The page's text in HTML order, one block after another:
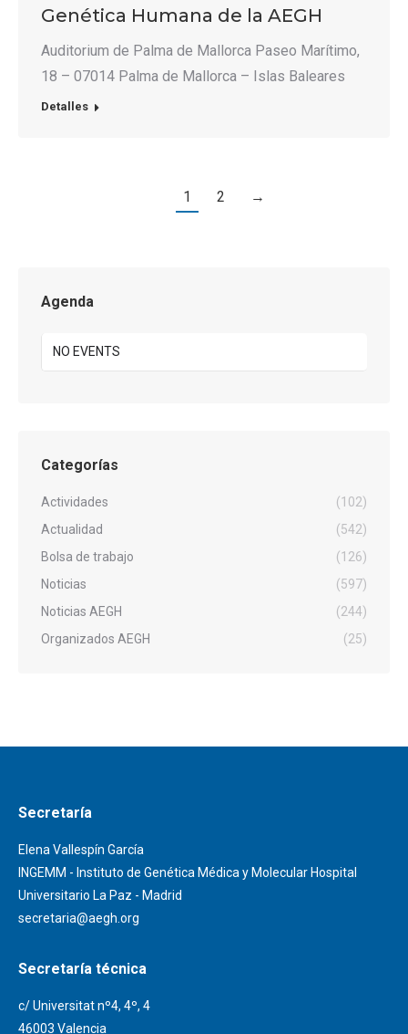
Genética Humana de la AEGH
Auditorium de Palma de Mallorca Paseo Marítimo,
18 – 07014 Palma de Mallorca – Islas Baleares
Detalles
1 2 →
Agenda
NO EVENTS
Categorías
Actividades
(102)
Actualidad
(542)
Bolsa de trabajo
(126)
Noticias
(597)
Noticias AEGH
(244)
Organizados AEGH
(25)
Secretaría
Elena Vallespín García
INGEMM - Instituto de Genética Médica y Molecular Hospital
Universitario La Paz - Madrid
secretaria@aegh.org
Secretaría técnica
c/ Universitat nº4, 4º, 4
46003 Valencia